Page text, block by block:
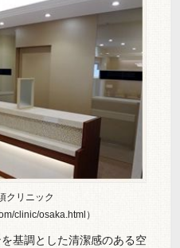
クリニック
clinic/osaka.html）
基調とした清潔感のある空